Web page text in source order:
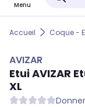
Accéder
Menu
Accueil Coque -
AVIZAR
EtuiAVIZAR
XL